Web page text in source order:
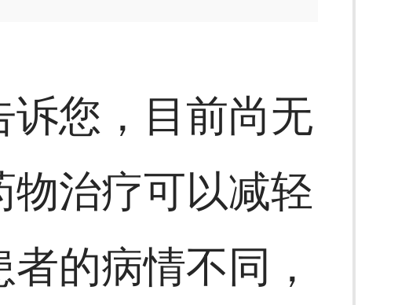
您，目前尚无
治疗可以减轻
的病情不同，